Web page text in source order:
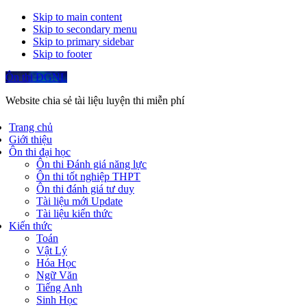
Skip to main content
Skip to secondary menu
Skip to primary sidebar
Skip to footer
Ôn thi ĐGNL
Website chia sẻ tài liệu luyện thi miễn phí
Trang chủ
Giới thiệu
Ôn thi đại học
Ôn thi Đánh giá năng lực
Ôn thi tốt nghiệp THPT
Ôn thi đánh giá tư duy
Tài liệu mới Update
Tài liệu kiến thức
Kiến thức
Toán
Vật Lý
Hóa Học
Ngữ Văn
Tiếng Anh
Sinh Học